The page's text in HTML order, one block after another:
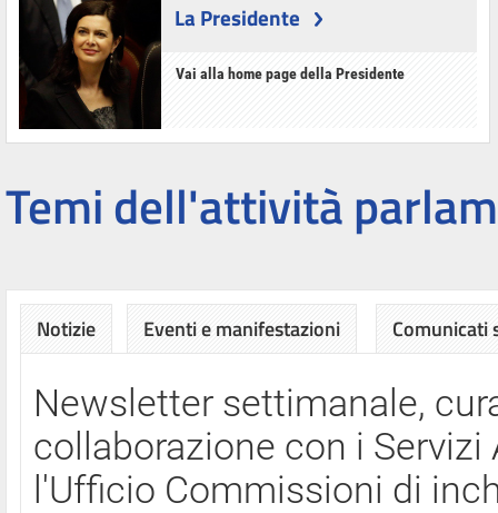
La Presidente
Vai alla home page della Presidente
Temi dell'attività
Notizie Eventi e manifestazioni Comunicati
Newsletter settimanale,
collaborazione con i
l'Ufficio Commissioni di